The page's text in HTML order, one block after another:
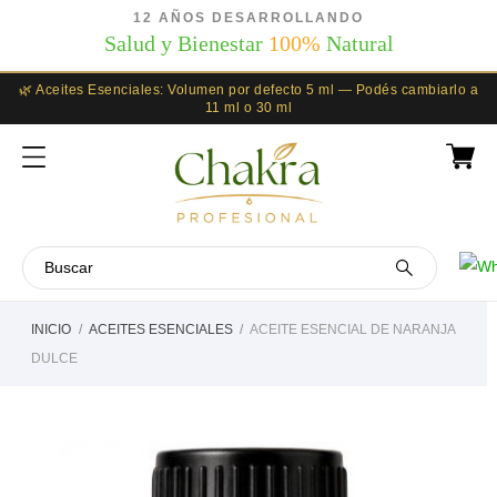
12 AÑOS DESARROLLANDO
Salud y Bienestar 100% Natural
🌿 Aceites Esenciales: Volumen por defecto 5 ml — Podés cambiarlo a
11 ml o 30 ml
INICIO ACEITES ESENCIALES
ACEITE ESENCIAL DE NARANJA
DULCE